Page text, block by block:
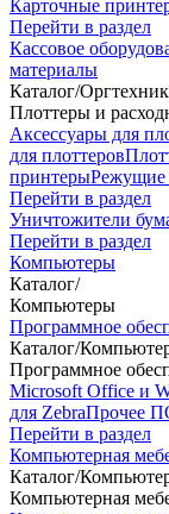
Карточные
Перейти в раздел
Кассовое
материалы
Каталог/
Плоттеры и
Аксессуары для
для плоттеров
принтерыРежущие
Перейти в раздел
Уничтожители
Перейти в раздел
Компьютеры
Каталог/
Компьютеры
Программное
Каталог/
Программное
Microsoft Office и
для ZebraПрочее
Перейти в раздел
Компьютерная
Каталог/
Компьютерная